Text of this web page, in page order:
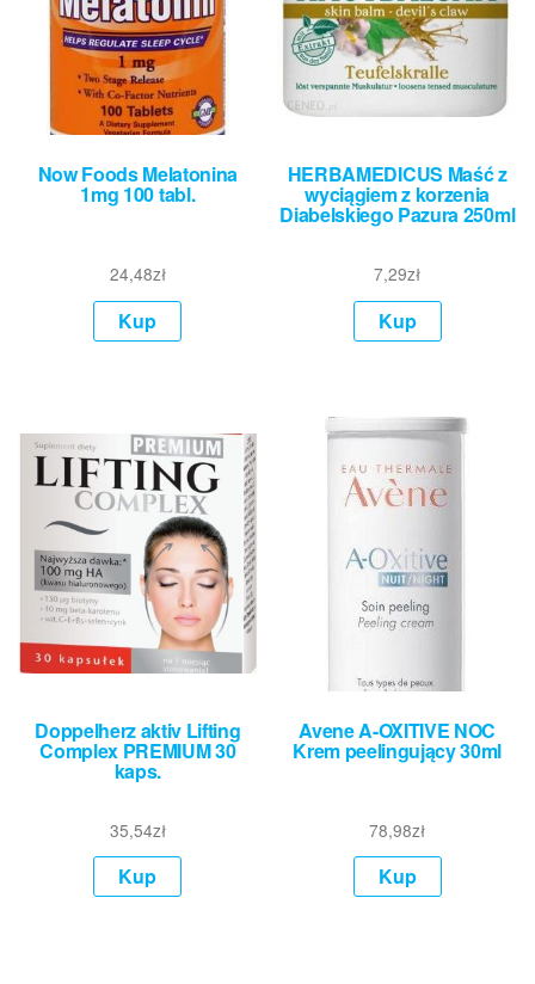
Now Foods Melatonina
1mg 100 tabl.
24,48zł
Kup
HERBAMEDICUS Maść z
wyciągiem z korzenia
Diabelskiego Pazura 250ml
7,29zł
Kup
Doppelherz aktiv Lifting
Complex PREMIUM 30
kaps.
35,54zł
Kup
Avene A-OXITIVE NOC
Krem peelingujący 30ml
78,98zł
Kup